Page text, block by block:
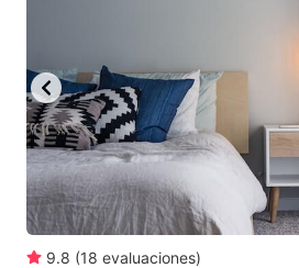
get
the
keyboard
shortcuts
for
changing
9.8 (18 evaluaciones)